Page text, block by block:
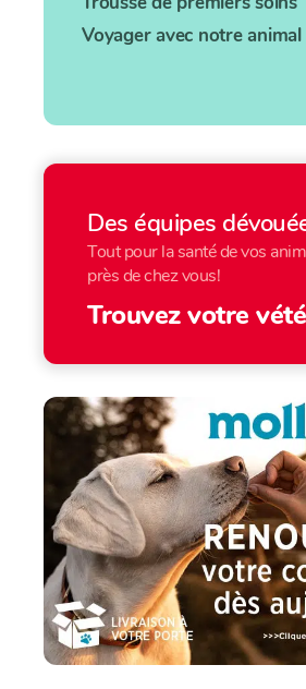
Voyager avec notre animal
Des équipes
Tout pour la santé de vos
près de chez vous!
Trouvez votre